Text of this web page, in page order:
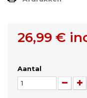
26,99 €
Aantal